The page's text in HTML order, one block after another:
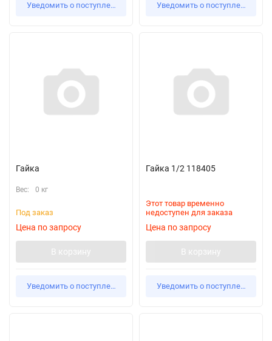
Уведомить о поступлении Уведомить о поступлении
Гайка
Вес: 0 кг
Под заказ
Цена по запросу
В корзину
Уведомить о поступлении
Гайка 1/2 118405
Этот товар временно
недоступен для заказа
Цена по запросу
В корзину
Уведомить о поступлении